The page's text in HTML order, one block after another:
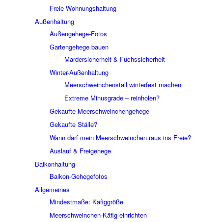
Freie Wohnungshaltung
Außenhaltung
Außengehege-Fotos
Gartengehege bauen
Mardersicherheit & Fuchssicherheit
Winter-Außenhaltung
Meerschweinchenstall winterfest machen
Extreme Minusgrade – reinholen?
Gekaufte Meerschweinchengehege
Gekaufte Ställe?
Wann darf mein Meerschweinchen raus ins Freie?
Auslauf & Freigehege
Balkonhaltung
Balkon-Gehegefotos
Allgemeines
Mindestmaße: Käfiggröße
Meerschweinchen-Käfig einrichten